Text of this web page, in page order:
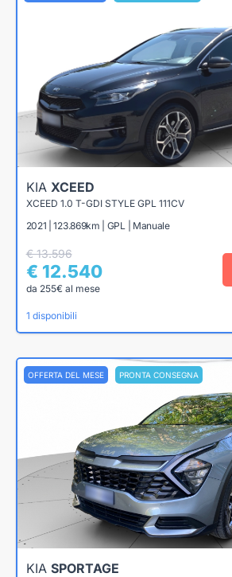
KIA XCEED
XCEED 1.0 T-GDI STYLE GPL 111CV
2021 | 123.869km | GPL | Manuale
€ 13.596
€ 12.540
da 255€ al mese
1 disponibili
OFFERTA DEL MESE PRONTA CONSEGNA
KIA SPORTAGE